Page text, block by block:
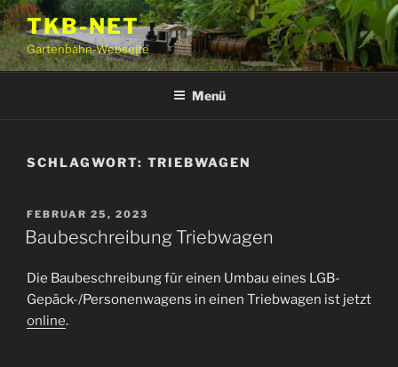
Zum
Inhalt
springen
TKB-NET
Gartenbahn-Webseite
Menü
SCHLAGWORT: TRIEBWAGEN
VERÖFFENTLICHT
AM
FEBRUAR 25, 2023
Baubeschreibung Triebwagen
Die Baubeschreibung für einen Umbau eines LGB-
Gepäck-/Personenwagens in einen Triebwagen ist jetzt
online.